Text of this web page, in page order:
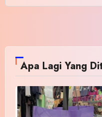
Apa Lagi Yang